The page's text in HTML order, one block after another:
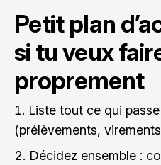
Petit plan
si tu veux
proprement
Liste tout ce qui
(prélèvements,
Décidez ensemble :